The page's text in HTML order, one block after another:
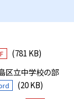
(781 KB)
区立中学校の部
(20 KB)